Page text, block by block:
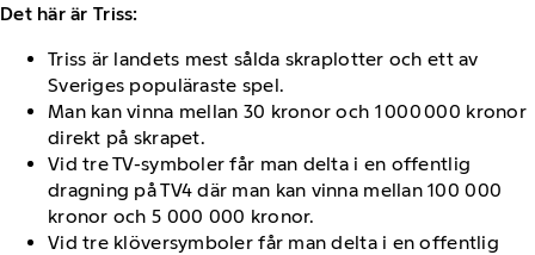
Det här är Triss:
Triss är landets mest sålda skraplotter och ett av
Sveriges populäraste spel.
Man kan vinna mellan 30 kronor och 1 000 000 kronor
direkt på skrapet.
Vid tre TV-symboler får man delta i en offentlig
dragning på TV4 där man kan vinna mellan 100 000
kronor och 5 000 000 kronor.
Vid tre klöversymboler får man delta i en offentlig